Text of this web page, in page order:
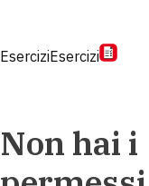
EserciziEsercizi
Non hai i